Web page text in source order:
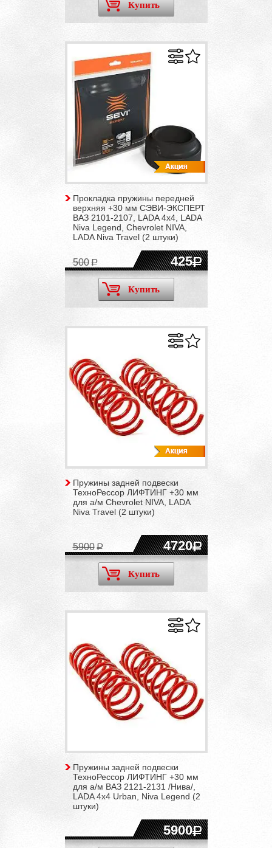
Купить
Прокладка пружины передней
верхняя +30 мм СЭВИ-ЭКСПЕРТ
ВАЗ 2101-2107, LADA 4x4, LADA
Niva Legend, Chevrolet NIVA,
LADA Niva Travel (2 штуки)
425
500
Купить
Пружины задней подвески
ТехноРессор ЛИФТИНГ +30 мм
для а/м Chevrolet NIVA, LADA
Niva Travel (2 штуки)
4720
5900
Купить
Пружины задней подвески
ТехноРессор ЛИФТИНГ +30 мм
для а/м ВАЗ 2121-2131 /Нива/,
LADA 4x4 Urban, Niva Legend (2
штуки)
5900